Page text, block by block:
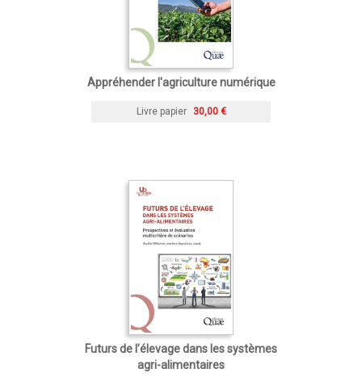
Appréhender l'agriculture numérique
Livre papier 30,00 €
Futurs de l’élevage dans les systèmes
agri-alimentaires